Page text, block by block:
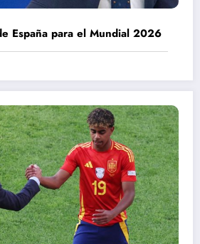
España para el Mundial 2026